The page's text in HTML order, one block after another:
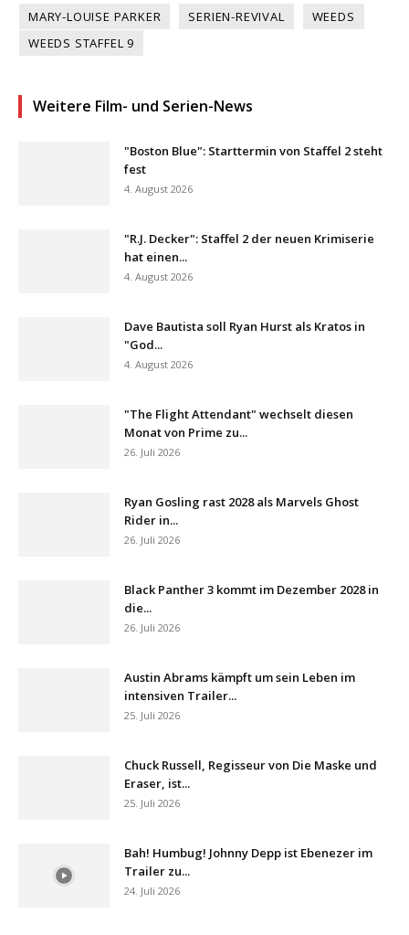
MARY-LOUISE PARKER SERIEN-REVIVAL
WEEDS
WEEDS STAFFEL 9
Weitere Film- und Serien-News
"Boston Blue": Starttermin von Staffel 2 steht
fest
4. August 2026
"R.J. Decker": Staffel 2 der neuen Krimiserie
hat einen...
4. August 2026
Dave Bautista soll Ryan Hurst als Kratos in
"God...
4. August 2026
"The Flight Attendant" wechselt diesen
Monat von Prime zu...
26. Juli 2026
Ryan Gosling rast 2028 als Marvels Ghost
Rider in...
26. Juli 2026
Black Panther 3 kommt im Dezember 2028 in
die...
26. Juli 2026
Austin Abrams kämpft um sein Leben im
intensiven Trailer...
25. Juli 2026
Chuck Russell, Regisseur von Die Maske und
Eraser, ist...
25. Juli 2026
Bah! Humbug! Johnny Depp ist Ebenezer im
Trailer zu...
24. Juli 2026